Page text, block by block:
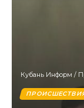
Кубань Информ /